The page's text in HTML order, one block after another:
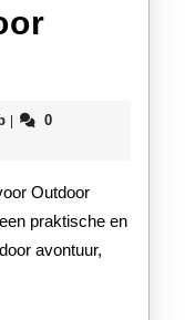
lynxlab
0
praktische en
avontuur,